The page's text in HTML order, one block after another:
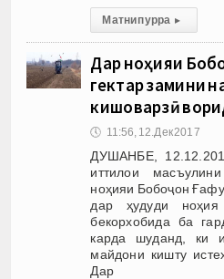
Матни пурра ▸
Дар ноҳияи
гектар замини
кишоварзӣ
🕔 11:56, 12.Дек 2017
ДУШАНБЕ,
иттилои
ноҳияи Бобоҷон
дар ҳудуди
бекорхобида ба
карда шуданд, ки
майдони кишту
Дар